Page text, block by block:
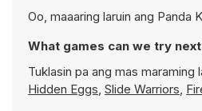
Oo, maaaring laruin ang
What games can we try
Tuklasin pa ang mas maraming
Hidden Eggs, Slide Warriors,